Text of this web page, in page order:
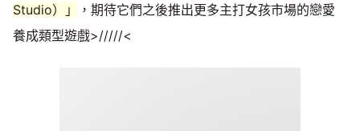
Studio）」
，期待它們之後推出更多主打女孩市場的戀愛
養成類型遊戲>/////<